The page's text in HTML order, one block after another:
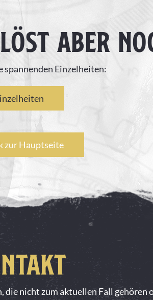
ABER
spannenden Einzelheiten:
zur Hauptseite
die nicht zum aktuellen Fall gehören